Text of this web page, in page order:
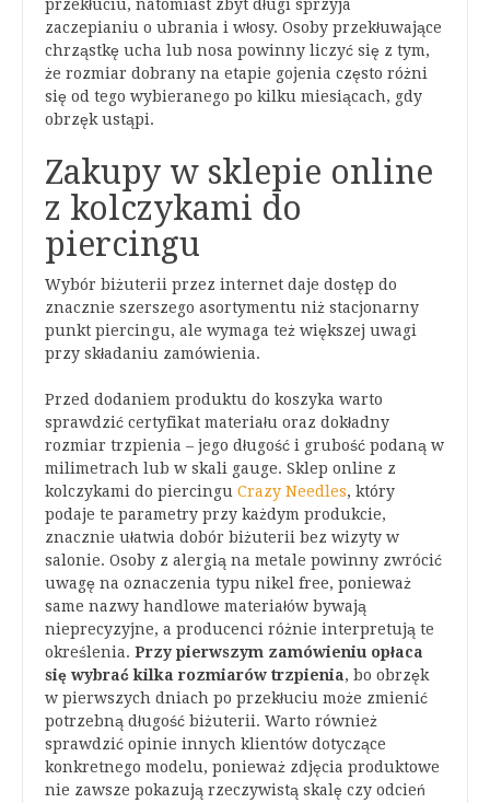
przekłuciu, natomiast zbyt długi sprzyja
zaczepianiu o ubrania i włosy. Osoby przekłuwające
chrząstkę ucha lub nosa powinny liczyć się z tym,
że rozmiar dobrany na etapie gojenia często różni
się od tego wybieranego po kilku miesiącach, gdy
obrzęk ustąpi.
Zakupy w sklepie online
z kolczykami do
piercingu
Wybór biżuterii przez internet daje dostęp do
znacznie szerszego asortymentu niż stacjonarny
punkt piercingu, ale wymaga też większej uwagi
przy składaniu zamówienia.
Przed dodaniem produktu do koszyka warto
sprawdzić certyfikat materiału oraz dokładny
rozmiar trzpienia – jego długość i grubość podaną w
milimetrach lub w skali gauge. Sklep online z
kolczykami do piercingu Crazy Needles, który
podaje te parametry przy każdym produkcie,
znacznie ułatwia dobór biżuterii bez wizyty w
salonie. Osoby z alergią na metale powinny zwrócić
uwagę na oznaczenia typu nikel free, ponieważ
same nazwy handlowe materiałów bywają
nieprecyzyjne, a producenci różnie interpretują te
określenia. Przy pierwszym zamówieniu opłaca
się wybrać kilka rozmiarów trzpienia, bo obrzęk
w pierwszych dniach po przekłuciu może zmienić
potrzebną długość biżuterii. Warto również
sprawdzić opinie innych klientów dotyczące
konkretnego modelu, ponieważ zdjęcia produktowe
nie zawsze pokazują rzeczywistą skalę czy odcień